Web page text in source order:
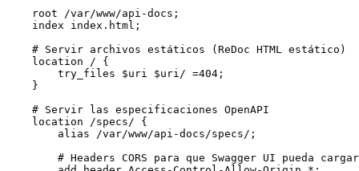
    root /var/www/api-docs;
    index index.html;
    # Servir archivos estáticos (ReDoc HTML estático)
    location / {
        try_files $uri $uri/ =404;
    }
    # Servir las especificaciones OpenAPI
    location /specs/ {
        alias /var/www/api-docs/specs/;
# Headers CORS para que Swagger UI pueda